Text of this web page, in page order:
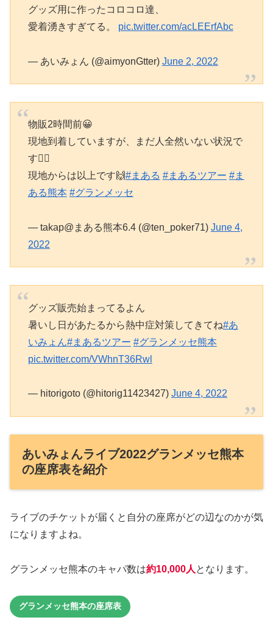
グッズ用に作ったコロコロ達、
愛着湧きすぎてる。 pic.twitter.com/acLEErfAbc
— あいみょん (@aimyonGtter) June 2, 2022
物販2時間前😀
現地到着していますが、まだ人全然いない状況で
す🙆‍♂️
現地からは以上です🙌#まある #まあるツアー #ま
ある熊本 #グランメッセ
— takap@まある熊本6.4 (@ten_poker71) June 4,
2022
グッズ販売始まってるよん
暑いし日があたるから熱中症対策してきてね#あ
いみょん#まあるツアー #グランメッセ熊本
pic.twitter.com/VWhnT36Rwl
— hitorigoto (@hitorig11423427) June 4, 2022
あいみょんライブ2022グランメッセ熊本
の座席表を紹介
ライブのチケットが届くと自分の座席がどの辺なのかが気
になりますよね。
グランメッセ熊本のキャパ数は約10,000人 となります。
グランメッセ熊本の座席表